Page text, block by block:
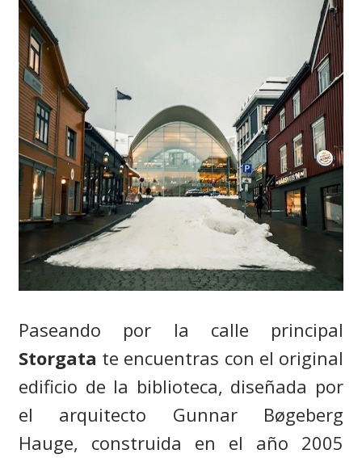
Paseando por la calle principal
Storgata te encuentras con el original
edificio de la biblioteca, diseñada por
el arquitecto Gunnar Bøgeberg
Hauge, construida en el año 2005